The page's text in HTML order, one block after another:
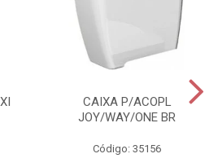
CAIXA P/ACOPL
JOY/WAY/ONE BR
Código: 35156